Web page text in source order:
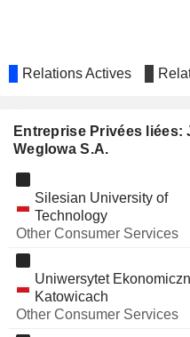
Relations Actives
Entreprise Privées liées:
Weglowa S.A.
Silesian University of
Technology
Other Consumer Services
Uniwersytet
Katowicach
Other Consumer Services